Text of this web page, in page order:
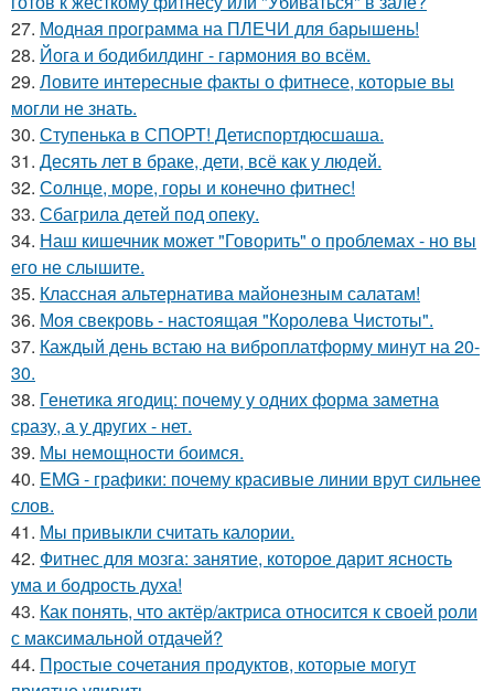
27. Модная программа на ПЛЕЧИ для барышень!
28. Йога и бодибилдинг - гармония во всём.
29. Ловите интересные факты о фитнесе, которые вы
могли не знать.
30. Ступенька в СПОРТ! Детиспортдюсшаша.
31. Десять лет в браке, дети, всё как у людей.
32. Солнце, море, горы и конечно фитнес!
33. Сбагрила детей под опеку.
34. Наш кишечник может "Говорить" о проблемах - но вы
его не слышите.
35. Классная альтернатива майонезным салатам!
36. Моя свекровь - настоящая "Королева Чистоты".
37. Каждый день встаю на виброплатформу минут на 20-
30.
38. Генетика ягодиц: почему у одних форма заметна
сразу, а у других - нет.
39. Мы немощности боимся.
40. EMG - графики: почему красивые линии врут сильнее
слов.
41. Мы привыкли считать калории.
42. Фитнес для мозга: занятие, которое дарит ясность
ума и бодрость духа!
43. Как понять, что актёр/актриса относится к своей роли
с максимальной отдачей?
44. Простые сочетания продуктов, которые могут